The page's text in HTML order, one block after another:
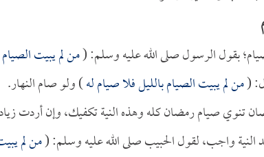
بقول الرسول صلى الله عليه وسلم: (من لم يبيت
(من لم يبيت الصيام بالليل فلا صيام له) ولو صام النهار.
تنوي صيام رمضان كله وهذه النية تكفيك، وإن أردت
واجب، لقول الحبيب صلى الله عليه وسلم: (من لم